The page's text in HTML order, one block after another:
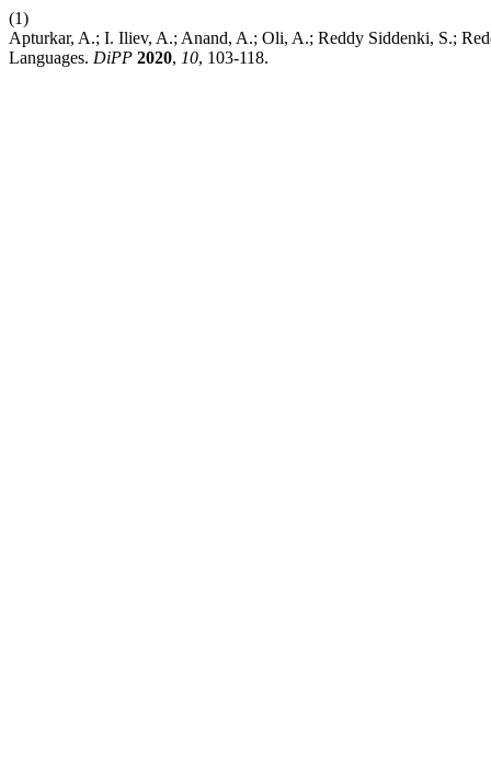
(1)
Apturkar, A.; I. Iliev, A.; Anand, A.; Oli, A.; Reddy Siddenki, S.;
Languages. DiPP 2020, 10, 103-118.